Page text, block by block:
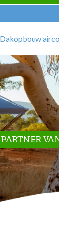
Dakopbouw
PARTNER